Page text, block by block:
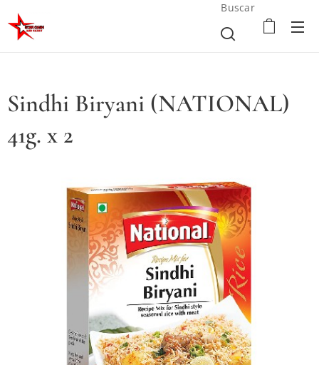
Buscar
Sindhi Biryani (NATIONAL)
41g. x 2